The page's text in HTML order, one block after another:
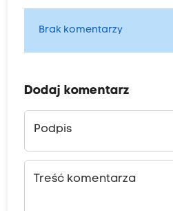
Brak komentarzy
Dodaj komentarz
Podpis
Treść komentarza